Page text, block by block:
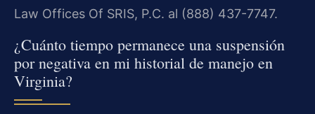
Law Offices Of SRIS, P.C. al (888) 437-7747.
¿Cuánto tiempo permanece una suspensión
por negativa en mi historial de manejo en
Virginia?